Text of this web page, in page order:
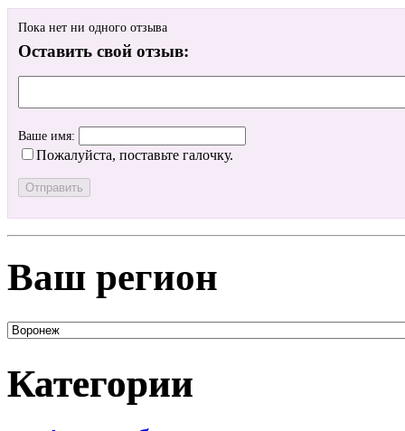
Пока нет ни одного отзыва
Оставить свой отзыв:
Ваше имя:
Пожалуйста, поставьте галочку.
Ваш регион
Категории